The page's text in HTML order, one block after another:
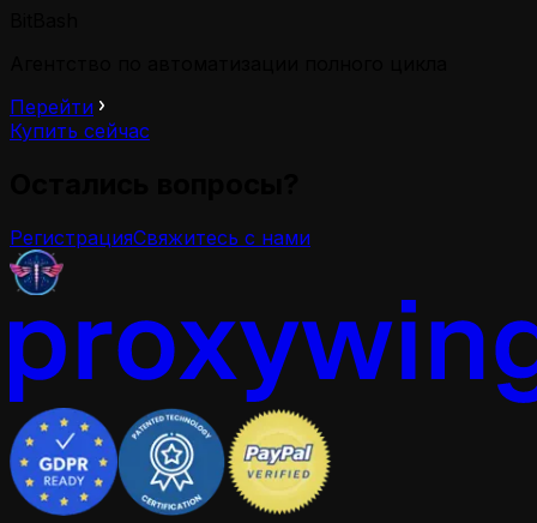
Перейти
Купить сейчас
РегистрацияСвяжитесь с нами